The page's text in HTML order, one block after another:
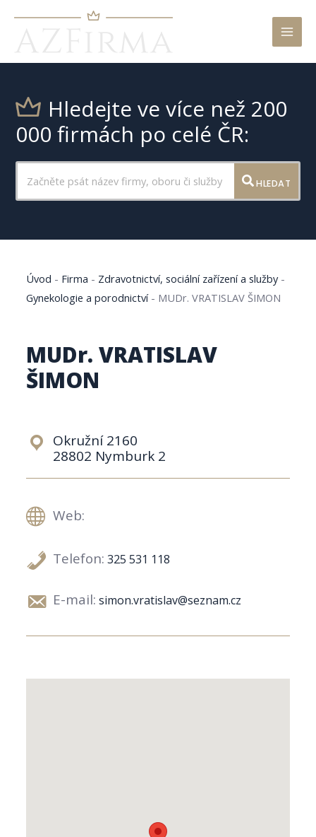
Hledejte ve více než 200
000 firmách po celé ČR:
HLEDAT
Úvod - Firma - Zdravotnictví, sociální zařízení a služby-
Gynekologie a porodnictví- MUDr. VRATISLAV ŠIMON
MUDr. VRATISLAV
ŠIMON
Okružní 2160
28802 Nymburk 2
Web:
Telefon: 325 531 118
E-mail: simon.vratislav@seznam.cz